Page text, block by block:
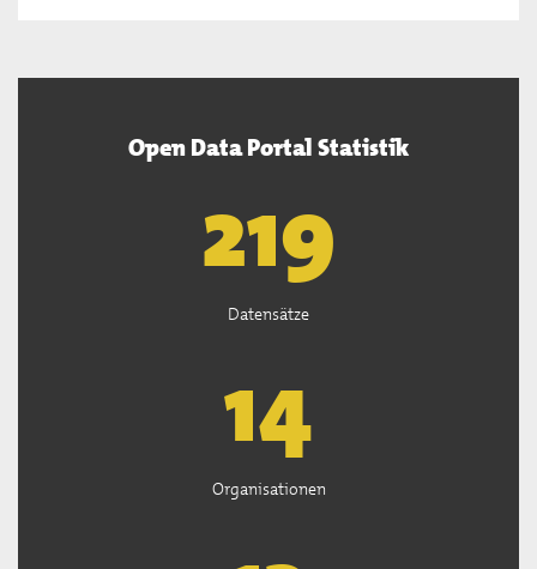
Open Data Portal Statistik
221
Datensätze
15
Organisationen